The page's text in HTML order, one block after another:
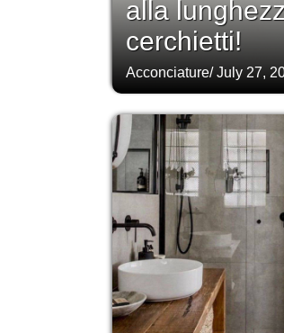
alla
cerchietti!
Acconciature/July 27,